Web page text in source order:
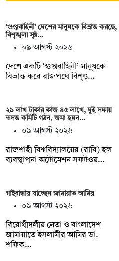
‘গুপ্তবাহিনী’ দেশের মানুষকে বিভ্রান্ত করছে,
বিশৃঙ্খলা সৃষ্ট…
০৯ আগস্ট ২০২৬
দেশে একটি ‘গুপ্তবাহিনী’ মানুষকে
বিভ্রান্ত করে রাজপথে বিশৃঙ্…
২৯ লাখ টাকার কাজ ৪৫ লাখে, দুই দফায়
তদন্ত কমিটি গঠন, জমা হয়ন…
০৯ আগস্ট ২০২৬
রাজশাহী বিশ্ববিদ্যালয়ের (রাবি) হল
ব্যবস্থাপনা অটোমেশন সফটওয়…
গাইবান্ধায় যাচ্ছেন জামায়াত আমির
০৯ আগস্ট ২০২৬
বিরোধীদলীয় নেতা ও বাংলাদেশ
জামায়াতে ইসলামীর আমির ডা.
শফিক…